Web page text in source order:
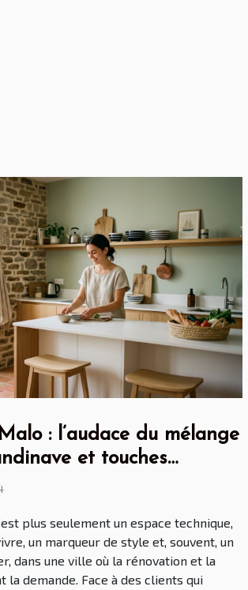
: l’audace du mélange
et touches
plus seulement un espace technique,
un marqueur de style et, souvent, un
dans une ville où la rénovation et la
demande. Face à des clients qui